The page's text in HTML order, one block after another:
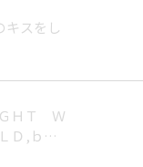
キスをし
ＨＴ Ｗ
Ｄ,ｂｕ